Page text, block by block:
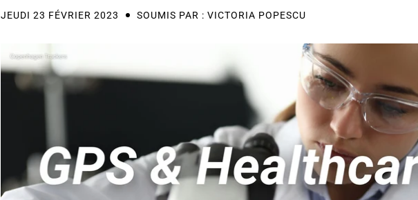
JEUDI 23 FÉVRIER 2023 SOUMIS PAR : VICTORIA POPESCU